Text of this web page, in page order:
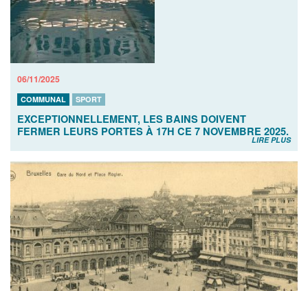
06/11/2025
COMMUNAL SPORT
EXCEPTIONNELLEMENT, LES BAINS DOIVENT
FERMER LEURS PORTES À 17H CE 7 NOVEMBRE 2025.
LIRE PLUS